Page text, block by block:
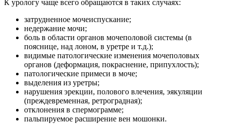
К урологу чаще всего обращаются в таких случаях:
затрудненное мочеиспускание;
недержание мочи;
боль в области органов мочеполовой системы (в
пояснице, над лоном, в уретре и т.д.);
видимые патологические изменения мочеполовых
органов (деформация, покраснение, припухлость);
патологические примеси в моче;
выделения из уретры;
нарушения эрекции, полового влечения, эякуляции
(преждевременная, ретроградная);
отклонения в спермограмме;
пальпируемое расширение вен мошонки.